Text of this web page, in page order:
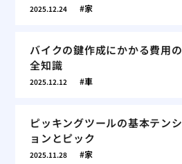
2025.12.24 家
バイクの鍵作成にかかる費用の
全知識
2025.12.12 車
ピッキングツールの基本テンシ
ョンとピック
2025.11.28 家